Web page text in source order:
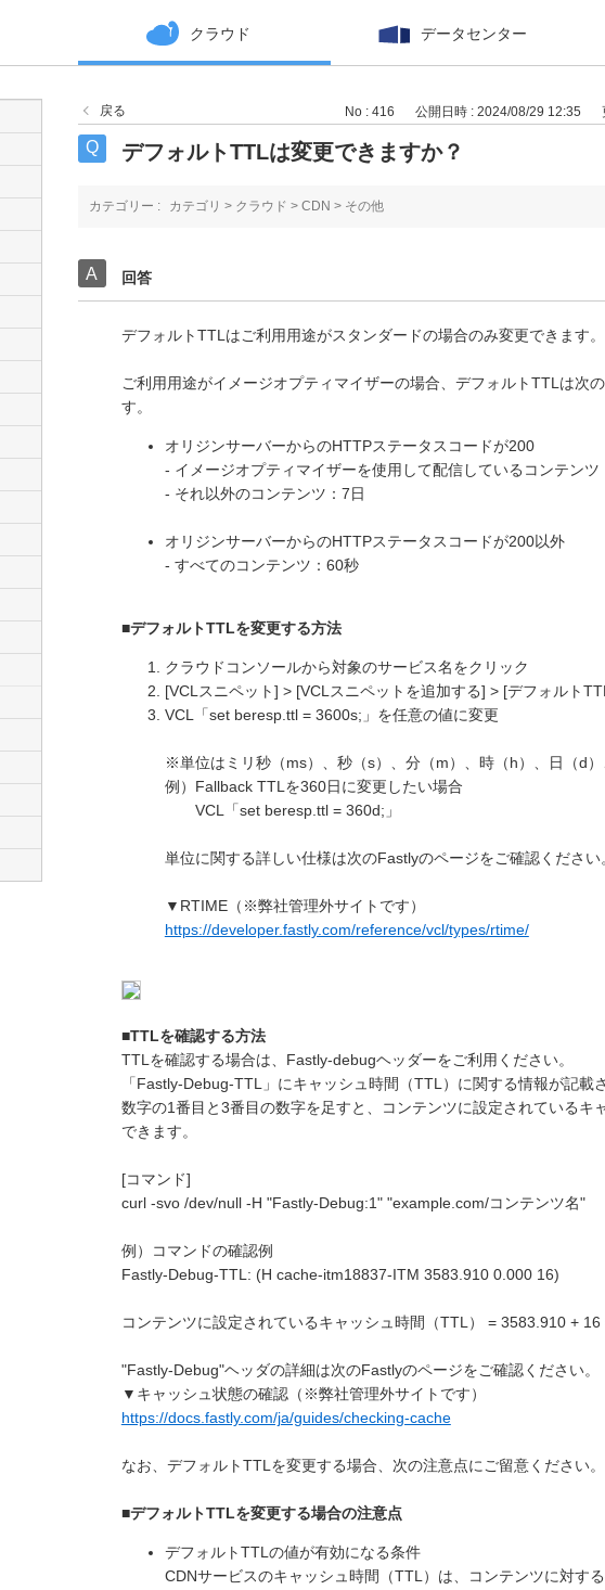
クラウド データセンター
戻る No : 416 公開日時 : 2024/08/29 12:35
デフォルトTTLは変更できますか？
カテゴリー : カテゴリ > クラウド > CDN > その他
回答
デフォルトTTLはご利用用途がスタンダードの場合のみ変更できます。
ご利用用途がイメージオプティマイザーの場合、デフォルトTTLは次
す。
オリジンサーバーからのHTTPステータスコードが200
- イメージオプティマイザーを使用して配信しているコンテンツ
- それ以外のコンテンツ：7日
オリジンサーバーからのHTTPステータスコードが200以外
- すべてのコンテンツ：60秒
■デフォルトTTLを変更する方法
クラウドコンソールから対象のサービス名をクリック
[VCLスニペット] > [VCLスニペットを追加する] > [デフォルト
VCL「set beresp.ttl = 3600s;」を任意の値に変更
※単位はミリ秒（ms）、秒（s）、分（m）、時（h）、日（d）
例）Fallback TTLを360日に変更したい場合
VCL「set beresp.ttl = 360d;」
単位に関する詳しい仕様は次のFastlyのページをご確認ください
▼RTIME（※弊社管理外サイトです）
https://developer.fastly.com/reference/vcl/types/rtime/
■TTLを確認する方法
TTLを確認する場合は、Fastly-debugヘッダーをご利用ください。
「Fastly-Debug-TTL」にキャッシュ時間（TTL）に関する情報が記載
数字の1番目と3番目の数字を足すと、コンテンツに設定されているキ
できます。
[コマンド]
curl -svo /dev/null -H "Fastly-Debug:1" "example.com/コンテンツ名"
例）コマンドの確認例
Fastly-Debug-TTL: (H cache-itm18837-ITM 3583.910 0.000 16)
コンテンツに設定されているキャッシュ時間（TTL） = 3583.910 +
"Fastly-Debug"ヘッダの詳細は次のFastlyのページをご確認ください。
▼キャッシュ状態の確認（※弊社管理外サイトです）
https://docs.fastly.com/ja/guides/checking-cache
なお、デフォルトTTLを変更する場合、次の注意点にご留意ください。
■デフォルトTTLを変更する場合の注意点
デフォルトTTLの値が有効になる条件
CDNサービスのキャッシュ時間（TTL）は、コンテンツに対す